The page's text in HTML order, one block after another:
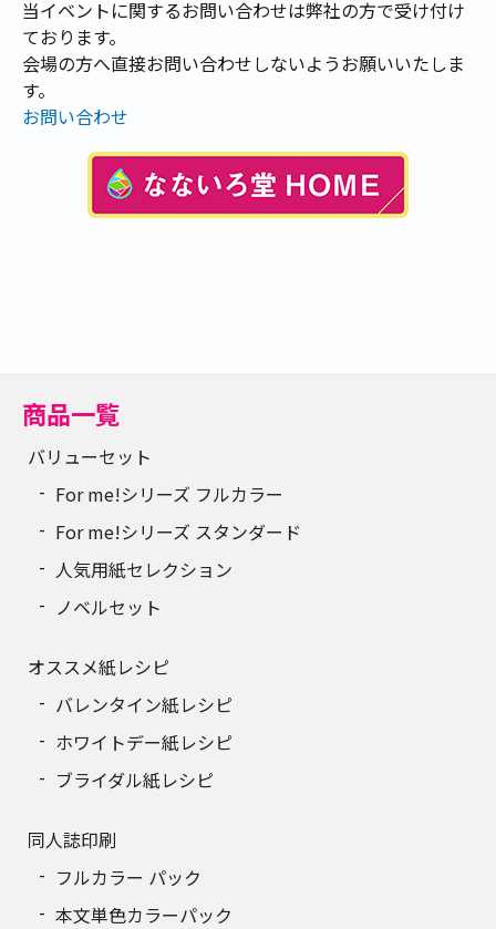
当イベントに関するお問い合わせは弊社の方で受け付け
ております。
会場の方へ直接お問い合わせしないようお願いいたしま
す。
お問い合わせ
商品一覧
バリューセット
For me!シリーズ フルカラー
For me!シリーズ スタンダード
人気用紙セレクション
ノベルセット
オススメ紙レシピ
バレンタイン紙レシピ
ホワイトデー紙レシピ
ブライダル紙レシピ
同人誌印刷
フルカラー パック
本文単色カラーパック